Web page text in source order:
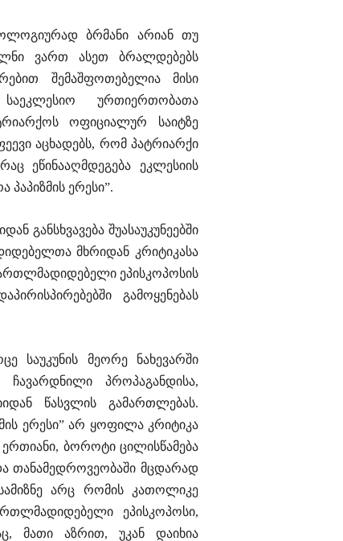
ბრმანი არიან თუ
ვართ ასეთ ბრალდებებს
შემაშფოთებელია მისი
ურთიერთობათა
ოფიციალურ საიტზე
აცხადებს, რომ პატრიარქი
ეწინააღმდეგება ეკლესიის
ერესი”.
განსხვავება შუასაუკუნეებში
მხრიდან კრიტიკასა
ეპისკოპოსის
გამოყენებას
საუკუნის მეორე ნახევარში
პროპაგანდისა,
წასვლის გამართლებას.
ერესი” არ ყოფილა კრიტიკა
ბოროტი ცილისწამება
თანამედროვეობაში მცდარად
არც რომის კათოლიკე
ეპისკოპოსი,
მათი აზრით, უკან დაიხია